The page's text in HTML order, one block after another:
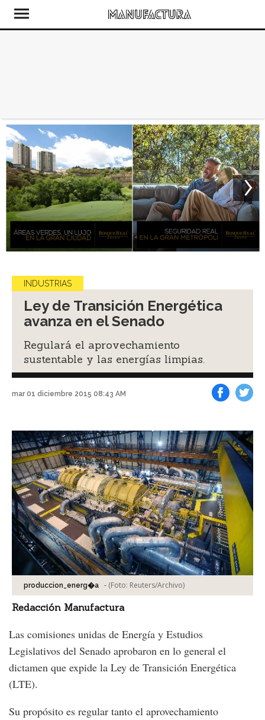
INDUSTRIAS
Ley de Transición Energética
avanza en el Senado
Regulará el aprovechamiento
sustentable y las energías limpias.
mar 01 diciembre 2015 08:43 AM
produccion_energ�a - (Foto: Reuters/Archivo)
Redacción Manufactura
Las comisiones unidas de Energía y Estudios
Legislativos del Senado aprobaron en lo general el
dictamen que expide la Ley de Transición Energética
(LTE).
Su propósito es regular tanto el aprovechamiento